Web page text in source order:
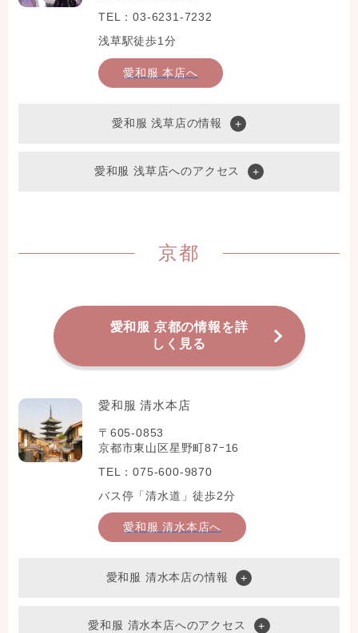
TEL：03-6231-7232
浅草駅徒歩1分
愛和服 本店へ
愛和服 浅草店の情報
愛和服 浅草店へのアクセス
京都
愛和服 京都の情報を詳
しく見る
愛和服 清水本店
〒605-0853
京都市東山区星野町87ｰ16
TEL：075-600-9870
バス停「清水道」徒歩2分
愛和服 清水本店へ
愛和服 清水本店の情報
愛和服 清水本店へのアクセス